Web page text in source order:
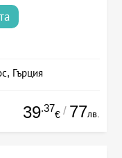
Гърция
39.37
€ / 77лв.